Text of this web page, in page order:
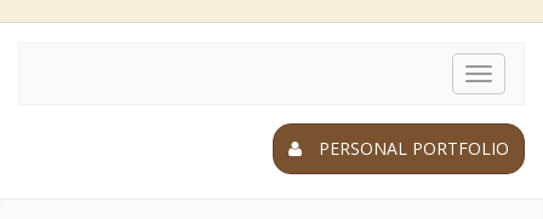
Toggle
PERSONAL PORTFOLIO